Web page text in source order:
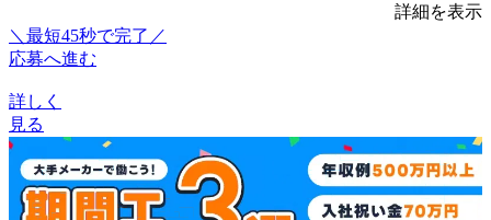
詳細を表示
＼最短45秒で完了／
応募へ進む
詳しく
見る